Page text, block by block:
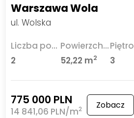
Warszawa Wola
ul. Wolska
Liczba pokoi
2
Powierzchnia
52,22 m2
Piętro
3
775 000 PLN
14 841,06 PLN/m2 Zobacz